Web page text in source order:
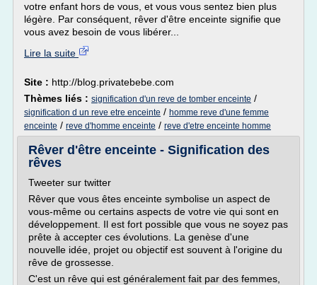
votre enfant hors de vous, et vous vous sentez bien plus
légère. Par conséquent, rêver d'être enceinte signifie que
vous avez besoin de vous libérer...
Lire la suite
Site : http://blog.privatebebe.com
Thèmes liés : signification d'un reve de tomber enceinte /
signification d un reve etre enceinte / homme reve d'une femme
enceinte / reve d'homme enceinte / reve d'etre enceinte homme
Rêver d'être enceinte - Signification des
rêves
Tweeter sur twitter
Rêver que vous êtes enceinte symbolise un aspect de
vous-même ou certains aspects de votre vie qui sont en
développement. Il est fort possible que vous ne soyez pas
prête à accepter ces évolutions. La genèse d'une
nouvelle idée, projet ou objectif est souvent à l'origine du
rêve de grossesse.
C'est un rêve qui est généralement fait par des femmes,